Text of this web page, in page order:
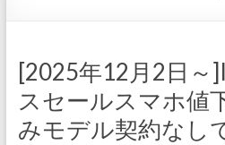
サイ
ト
[2025年12月2日～
スセールスマホ値
みモデル契約なし